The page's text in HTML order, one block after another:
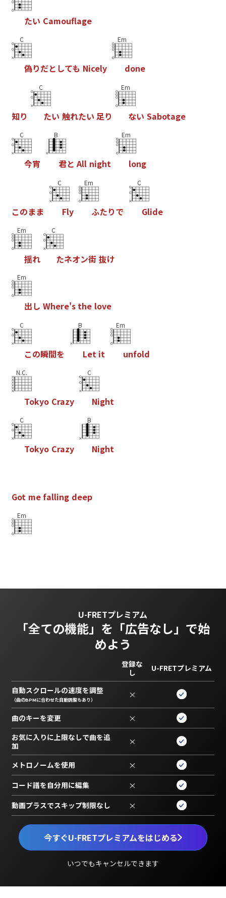
たい Camoufage
C
偽りだと しても Nicely
Em
done
知り
C
たい 触れたい 足り
Em
ない Sabotage
C
今宵
B
君と All night
Em
long
このまま
C
Fly
Em
ふたりで
C
Glide
Em
揺れ
C
たネオン街 抜け
Em
出し Where's the love
C
この瞬間を
B
Let it
Em
unfold
N.C.
Tokyo Crazy
C
Night
C
Tokyo Crazy
B
Night
Got mefalling deep
Em
U-FRETプレミアム
「全ての機能」を 「広告なし」で始
めよう
今すぐU-FRETプレミアムをはじめる
いつでもキャンセルできます
登録な
し
U-FRETプレミアム
自動スクロールの速度を調整
（曲のBPMに合わせた自動調整もあり） ×
曲のキーを変更 ×
お気に入りに上限なしで曲を追
加
×
メトロノームを使用 ×
コード譜を自分用に編集 ×
動画プラスでスキップ制限なし ×